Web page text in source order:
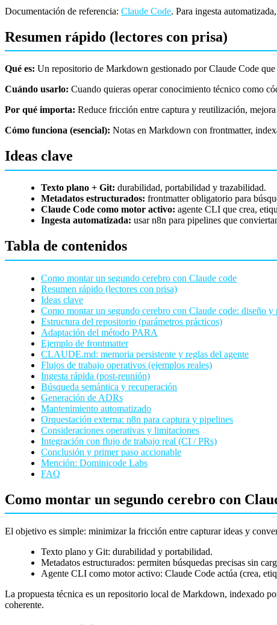
Documentación de referencia: Claude Code. Para ingesta automatizada,
Resumen rápido (lectores con prisa)
Qué es: Un repositorio de Markdown gestionado por Claude Code
Cuándo usarlo: Cuando quieras operar conocimiento técnico como
Por qué importa: Reduce fricción entre captura y reutilización,
Cómo funciona (esencial): Notas en Markdown con frontmatter,
Ideas clave
Texto plano + Git: durabilidad, portabilidad y trazabilidad.
Metadatos estructurados: frontmatter obligatorio para
Claude Code como motor activo: agente CLI que crea,
Ingesta automatizada: usar n8n para pipelines que
Tabla de contenidos
Como montar un segundo cerebro con Claude code
Resumen rápido (lectores con prisa)
Ideas clave
Como montar un segundo cerebro con Claude code: diseño
Estructura del repositorio (parámetros prácticos)
Adaptación del método PARA
Ejemplo de frontmatter
CLAUDE.md: memoria persistente y reglas del agente
Flujos de trabajo operativos (ejemplos reales)
Ingesta rápida (post-reunión)
Búsqueda semántica y recuperación
Generación de ADRs
Mantenimiento automatizado
Orquestación externa: n8n para captura y pipelines
Consideraciones operativas y limitaciones
Integración con flujo de trabajo real (CI / PRs)
Conclusión y primer paso accionable
Mención: Dominicode Labs
FAQ
Como montar un segundo cerebro con
El objetivo es simple: minimizar la fricción entre capturar ideas y
Texto plano y Git: durabilidad y portabilidad.
Metadatos estructurados: permiten búsquedas precisas sin
Agente CLI como motor activo: Claude Code actúa (crea,
La propuesta técnica es un repositorio local de Markdown, indexado
coherente.